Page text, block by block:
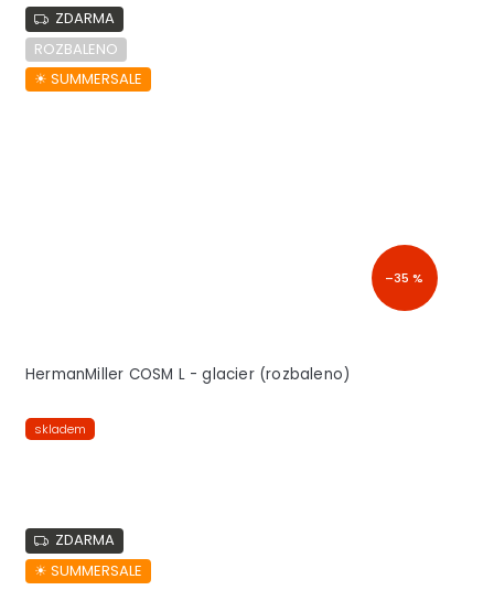
ZDARMA
ROZBALENO
☀︎ SUMMERSALE
–35 %
HermanMiller COSM L - glacier (rozbaleno)
skladem
ZDARMA
☀︎ SUMMERSALE